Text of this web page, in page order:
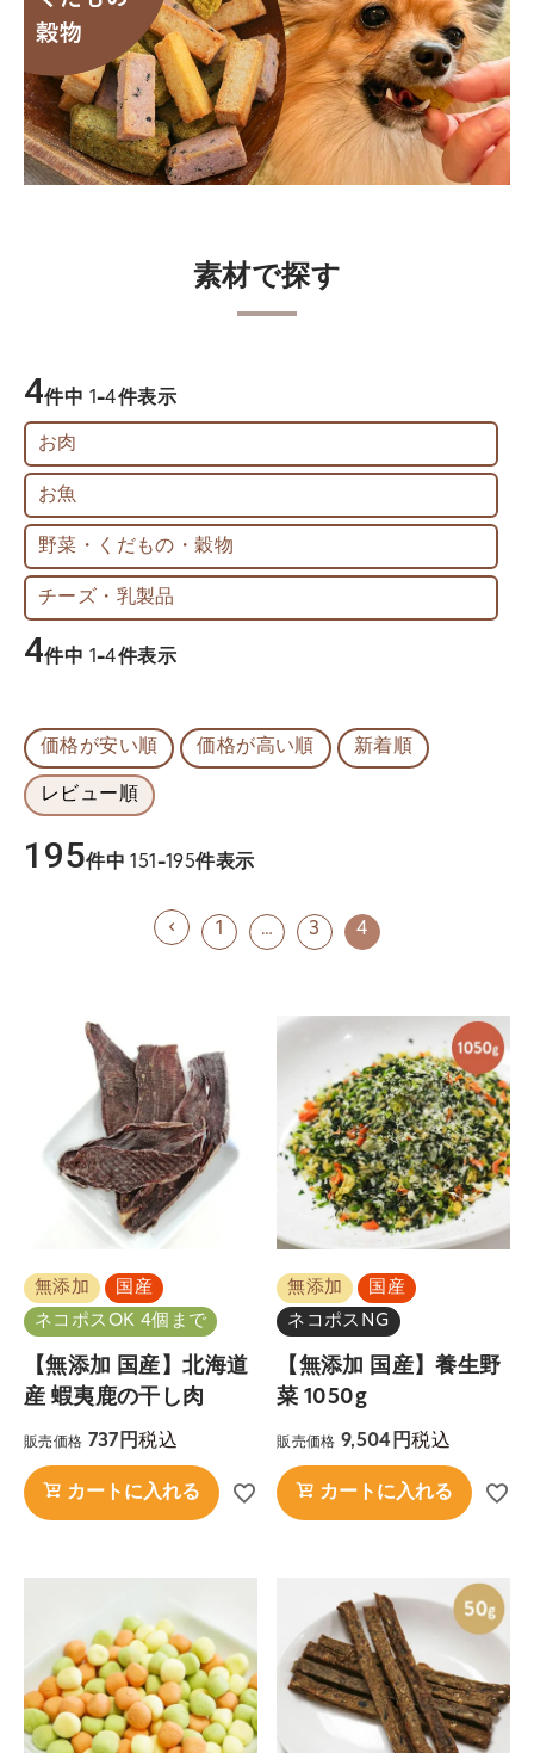
素材で探す
4件中 1-4件表示
お肉
お魚
野菜・くだもの・穀物
チーズ・乳製品
4件中 1-4件表示
価格が安い順 価格が高い順 新着順
レビュー順
195件中 151-195件表示
1 … 3 4
無添加
国産
ネコポスOK 4個まで
【無添加 国産】北海道
産 蝦夷鹿の干し肉
販売価格 737 税込
カートに入れる
無添加
国産
ネコポスNG
【無添加 国産】養生野
菜 1050g
販売価格 9,504 税込
カートに入れる